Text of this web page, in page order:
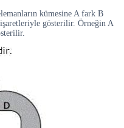
kümesine A fark B
gösterilir. Örneğin A